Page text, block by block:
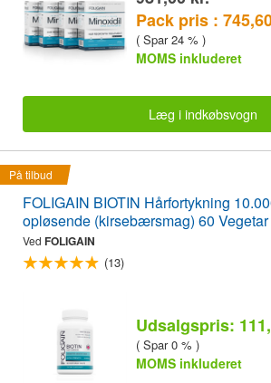
Pack pris :
( Spar 24 % )
MOMS inkluderet
Læg i indkøbsvogn
På tilbud
FOLIGAIN BIOTIN Hårfortykning
opløsende (kirsebærsmag) 60 Vegetar
Ved FOLIGAIN
(13)
Udsalgspris:
( Spar 0 % )
MOMS inkluderet